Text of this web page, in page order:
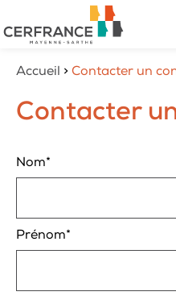
to
the
Accueil > Contacter un
Contacter
Nom*
Prénom*